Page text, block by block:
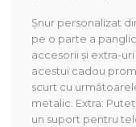
Șnur personalizat
pe o parte a
accesorii și extra-
acestui cadou
scurt cu
metalic. Extra:
un suport pentru